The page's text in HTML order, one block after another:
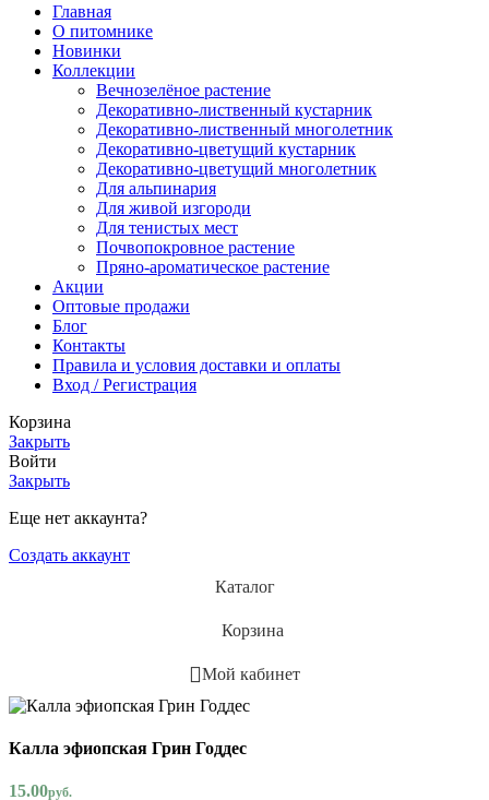
Главная
О питомнике
Новинки
Коллекции
Вечнозелёное растение
Декоративно-лиственный кустарник
Декоративно-лиственный многолетник
Декоративно-цветущий кустарник
Декоративно-цветущий многолетник
Для альпинария
Для живой изгороди
Для тенистых мест
Почвопокровное растение
Пряно-ароматическое растение
Акции
Оптовые продажи
Блог
Контакты
Правила и условия доставки и оплаты
Вход / Регистрация
Корзина
Закрыть
Войти
Закрыть
Еще нет аккаунта?
Создать аккаунт
Каталог
Корзина
Мой кабинет
Калла эфиопская Грин Годдес
15.00руб.